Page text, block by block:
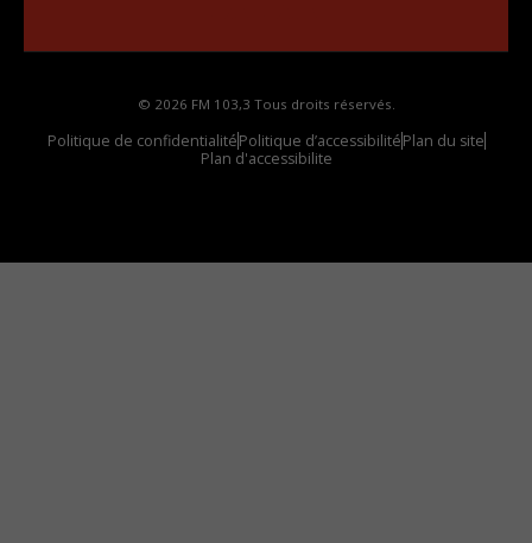
© 2026 FM 103,3 Tous droits réservés.
Politique de confidentialitéPolitique d’accessibilitéPlan du site
Plan d'accessibilite